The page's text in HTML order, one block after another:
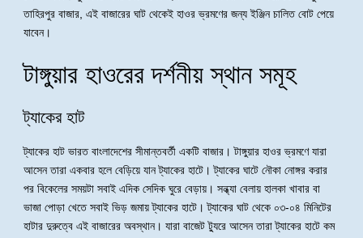
তাহিরপুর বাজার, এই বাজারের ঘাট থেকেই হাওর ভ্রমণের জন্য ইঞ্জিন চালিত বোট পেয়ে
যাবেন।
টাঙ্গুয়ার হাওরের দর্শনীয় স্থান সমূহ
ট্যাকের হাট
ট্যাকের হাট ভারত বাংলাদেশের সীমান্তবর্তী একটি বাজার। টাঙ্গুয়ার হাওর ভ্রমণে যারা
আসেন তারা একবার হলে বেড়িয়ে যান ট্যাকের হাটে। ট্যাকের ঘাটে নৌকা নোঙ্গর করার
পর বিকেলের সময়টা সবাই এদিক সেদিক ঘুরে বেড়ায়। সন্ধ্যা বেলায় হালকা খাবার বা
ভাজা পোড়া খেতে সবাই ভিড় জমায় ট্যাকের হাটে। ট্যাকের ঘাট থেকে ০৩-০৪ মিনিটের
হাটার দুরুত্বে এই বাজারের অবস্থান। যারা বাজেট ট্যুরে আসেন তারা ট্যাকের হাটে কম